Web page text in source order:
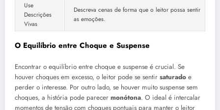
Use
Descrições
Vivas
Descreva cenas de forma que o leitor possa sentir
as emoções.
O Equilíbrio entre Choque e Suspense
Encontrar o equilíbrio entre choque e suspense é crucial. Se
houver choques em excesso, o leitor pode se sentir saturado e
perder o interesse. Por outro lado, se houver muito suspense sem
choques, a história pode parecer monótona. O ideal é intercalar
momentos de tensão com choques pontuais para manter o leitor